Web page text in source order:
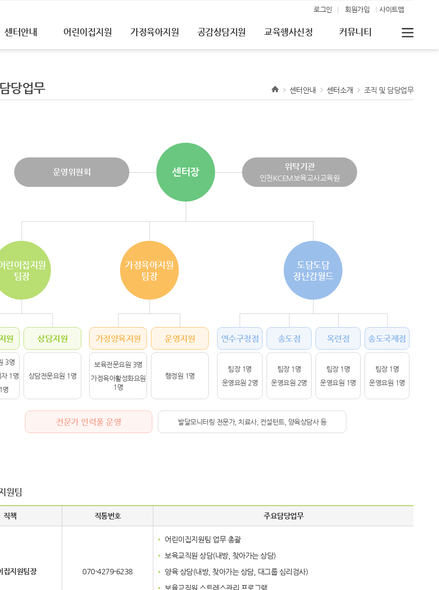
로그인 회원가입 사이트맵
센터안내 어린이집지원 가정육아지원 공감상담지원 교육행사신청 커뮤니티
당업무 센터안내 센터소개 조직 및 담당업무
센터장
운영위원회
위탁기관
인천KCEM보육교사교육원
린이집지원
팀장
원
3명
1명
명
상담지원
상담전문요원 1명
가정육아지원
팀장
가정양육지원
보육전문요원 3명
가정육아활성화요원
1명
운영지원
행정원 1명
도담도담
장난감월드
연수구청점
팀장 1명
운영요원 2명
송도점
팀장 1명
운영요원 2명
옥련점
팀장 1명
운영요원 1명
송도국제점
팀장 1명
운영요원 1명
전문가 인력풀 운영 발달모니터링 전문가, 치료사, 컨설턴트, 양육상담사 등
원팀
직책 직통번호 주요담당업무
집지원팀장 070-4279-6238
어린이집지원팀 업무 총괄
보육교직원 상담(내방, 찾아가는 상담)
양육 상담(내방, 찾아가는 상담, 대그룹 심리검사)
보육교직원 스트레스관리 프로그램